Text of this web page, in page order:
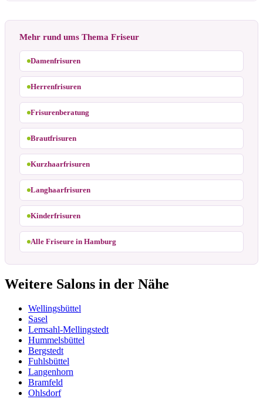
Mehr rund ums Thema Friseur
Damenfrisuren
Herrenfrisuren
Frisurenberatung
Brautfrisuren
Kurzhaarfrisuren
Langhaarfrisuren
Kinderfrisuren
Alle Friseure in Hamburg
Weitere Salons in der Nähe
Wellingsbüttel
Sasel
Lemsahl-Mellingstedt
Hummelsbüttel
Bergstedt
Fuhlsbüttel
Langenhorn
Bramfeld
Ohlsdorf